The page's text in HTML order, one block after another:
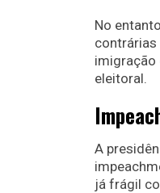
No
imigração
eleitoral.
A
já frágil